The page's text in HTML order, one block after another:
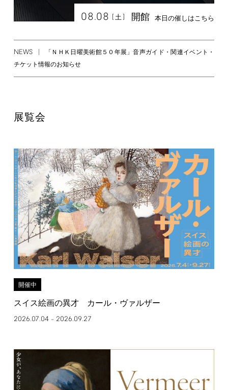
08.08 [土] 開館 本日の催しはこちら
NEWS
「ＮＨＫ日曜美術館５０年展」音声ガイド・関連イベント・
チケット情報のお知らせ
展覧会
開催中
スイス絵画の異才 カール・ヴァルザー
2026.07.04– 2026.09.27